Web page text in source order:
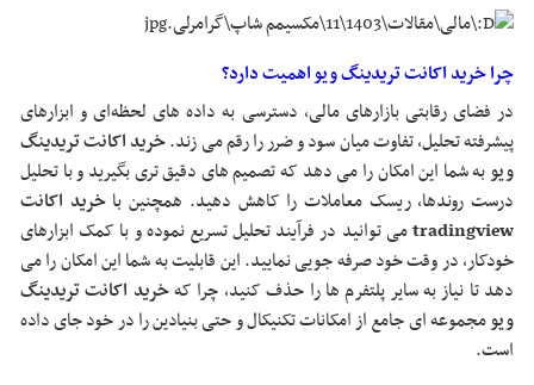
چرا خرید اکانت تریدینگ ویو اهمیت دارد؟
در فضای رقابتی بازارهای مالی، دسترسی به داده‌ های لحظه‌ای و ابزارهای
پیشرفته تحلیل، تفاوت میان سود و ضرر را رقم می ‌زند.خرید اکانت تریدینگ
ویوبه شما این امکان را می ‌دهد که تصمیم‌ های دقیق ‌تری بگیرید و با تحلیل
درست روندها، ریسک معاملات را کاهش دهید. همچنین باخرید اکانت
tradingviewمی توانید در فرآیند تحلیل تسریع نموده و با کمک ابزارهای
خودکار، در وقت خود صرفه‌ جویی نمایید. این قابلیت به شما این امکان را می
دهد تا نیاز به سایر پلتفرم‌ ها را حذف کنید، چرا کهخرید اکانت تریدینگ
ویومجموعه ‌ای جامع از امکانات تکنیکال و حتی بنیادین را در خود جای داده
است.